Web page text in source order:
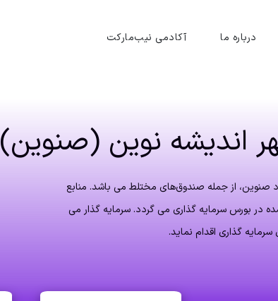
درباره ما آکادمی نیب‌مارکت
اندیشه نوین (صنوین)
صنوین، از جمله صندوق‌های مختلط می باشد. منابع
در بورس سرمایه گذاری می گردد. سرمایه گذار می
گذاری اقدام نماید.